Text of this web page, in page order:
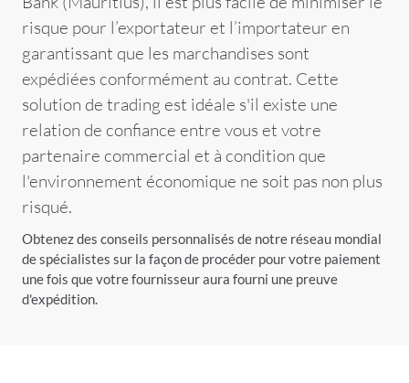
risque pour l’exportateur et l’importateur en
garantissant que les marchandises sont
expédiées conformément au contrat. Cette
solution de trading est idéale s'il existe une
relation de confiance entre vous et votre
partenaire commercial et à condition que
l'environnement économique ne soit pas non plus
risqué.
Obtenez des conseils personnalisés de notre réseau mondial
de spécialistes sur la façon de procéder pour votre paiement
une fois que votre fournisseur aura fourni une preuve
d'expédition.